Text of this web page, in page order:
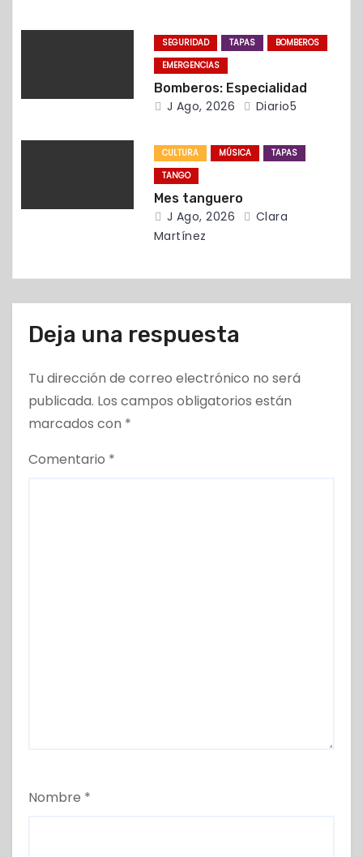
d
s
SEGURIDAD TAPAS
BOMBEROS
EMERGENCIAS
Bomberos: Especialidad
J Ago, 2026 Diario5
CULTURA MÚSICA
TAPAS
TANGO
Mes tanguero
J Ago, 2026
Clara
Martínez
Deja una respuesta
Tu dirección de correo electrónico no será
publicada. Los campos obligatorios están
marcados con *
Comentario *
Nombre *